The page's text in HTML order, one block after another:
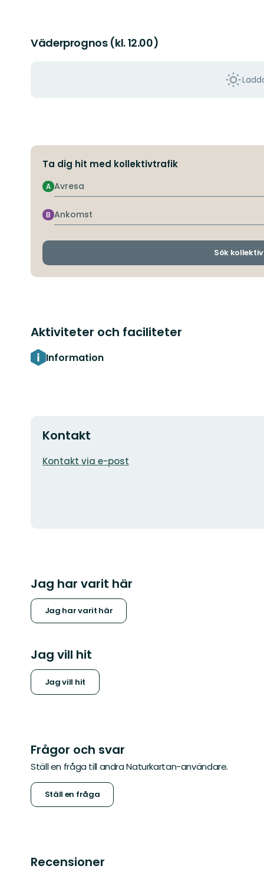
Väderprognos (kl. 12.00)
Ta dig hit med kollektivtrafik
Avresa
A
Ankomst
B
Sök
Aktiviteter och faciliteter
Information
Kontakt
E-
Kontakt via e-post
Jag har varit här
Jag har varit här
Jag vill hit
Jag vill hit
Frågor och svar
Ställ en fråga till andra Naturkartan-användare.
Ställ en fråga
Recensioner